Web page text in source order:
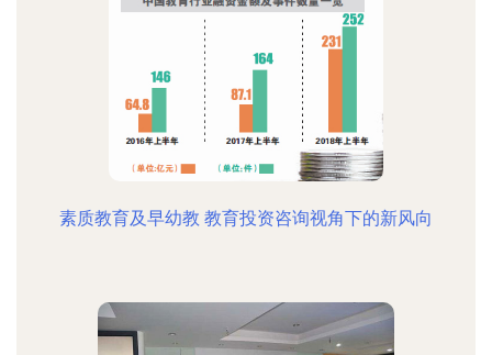
素质教育及早幼教 教育投资咨询视角下的新风向